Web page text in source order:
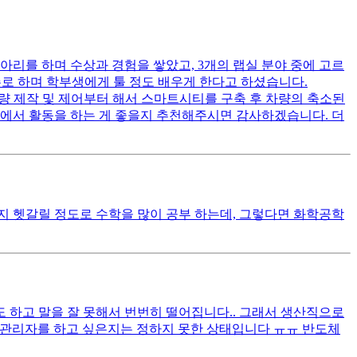
리를 하며 수상과 경험을 쌓았고, 3개의 랩실 분야 중에 고르
하며 학부생에게 툴 정도 배우게 한다고 하셨습니다.
제작 및 제어부터 해서 스마트시티를 구축 후 차량의 축소된
서 활동을 하는 게 좋을지 추천해주시면 감사하겠습니다. 더
헷갈릴 정도로 수학을 많이 공부 하는데, 그렇다면 화학공학
고 말을 잘 못해서 번번히 떨어집니다.. 그래서 생산직으로
리자를 하고 싶은지는 정하지 못한 상태입니다 ㅠㅠ 반도체